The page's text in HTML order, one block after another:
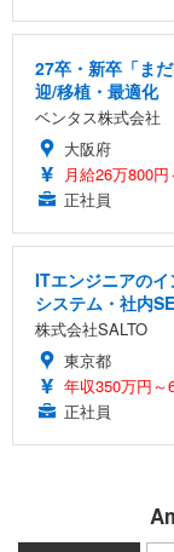
27卒・新卒「ま
迎/移植・最適化
ベンタス株式会社
大阪府
月給26万800
正社員
ITエンジニアの
システム・社内
株式会社SALTO
東京都
年収350万円～
正社員